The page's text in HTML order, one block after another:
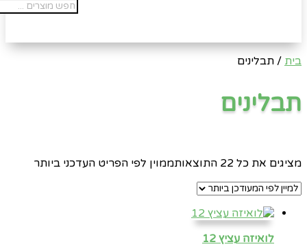
בית / תבלינים
תבלינים
מציגים את כל ⁦22⁩ התוצאות ממוין לפי הפריט העדכני ביותר
לואיזה עציץ 12